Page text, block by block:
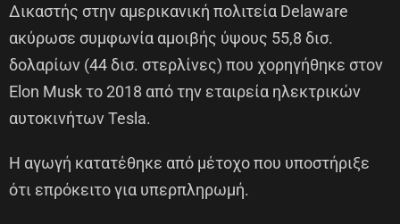
Δικαστής στην αμερικανική πολιτεία Delaware
ακύρωσε συμφωνία αμοιβής ύψους 55,8 δισ.
δολαρίων (44 δισ. στερλίνες) που χορηγήθηκε στον
Elon Musk το 2018 από την εταιρεία ηλεκτρικών
αυτοκινήτων Tesla.
Η αγωγή κατατέθηκε από μέτοχο που υποστήριξε
ότι επρόκειτο για υπερπληρωμή.